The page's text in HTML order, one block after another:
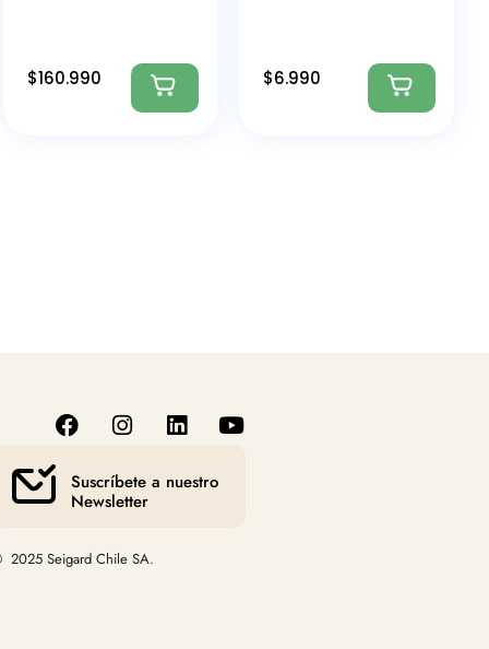
$160.990 $6.990
Suscríbete a nuestro
Newsletter
Seigard Chile SA.